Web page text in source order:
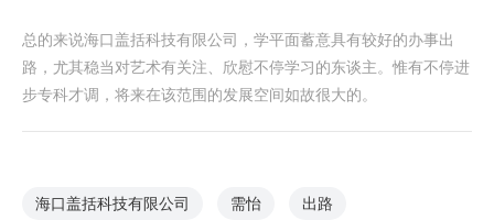
总的来说海口盖括科技有限公司，学平面蓄意具有较好的办事出
路，尤其稳当对艺术有关注、欣慰不停学习的东谈主。惟有不停进
步专科才调，将来在该范围的发展空间如故很大的。
海口盖括科技有限公司 需怡 出路